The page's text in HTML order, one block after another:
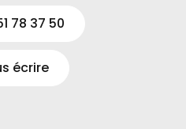
78 37 50
écrire